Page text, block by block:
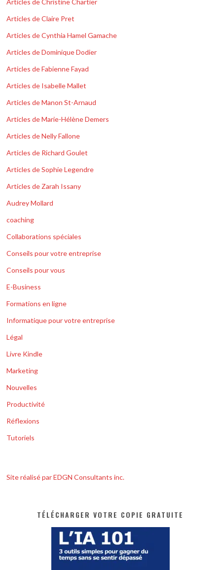
Articles de Christine Chartier
Articles de Claire Pret
Articles de Cynthia Hamel Gamache
Articles de Dominique Dodier
Articles de Fabienne Fayad
Articles de Isabelle Mallet
Articles de Manon St-Arnaud
Articles de Marie-Hélène Demers
Articles de Nelly Fallone
Articles de Richard Goulet
Articles de Sophie Legendre
Articles de Zarah Issany
Audrey Mollard
coaching
Collaborations spéciales
Conseils pour votre entreprise
Conseils pour vous
E-Business
Formations en ligne
Informatique pour votre entreprise
Légal
Livre Kindle
Marketing
Nouvelles
Productivité
Réflexions
Tutoriels
Site réalisé par EDGN Consultants inc.
TÉLÉCHARGER VOTRE COPIE GRATUITE